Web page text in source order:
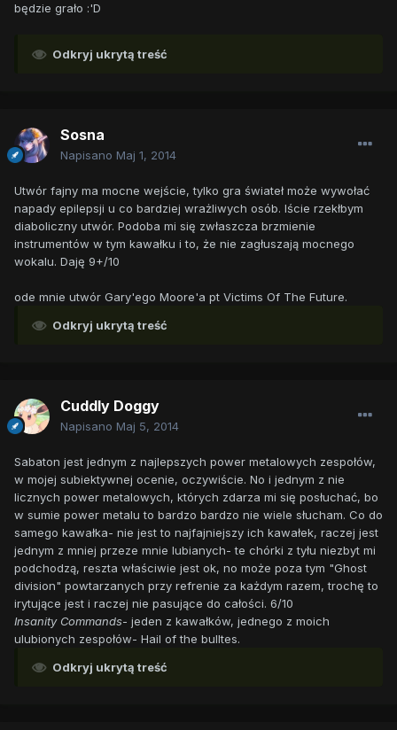
będzie grało :'D
Odkryj ukrytą treść
Sosna
Napisano Maj 1, 2014
Utwór fajny ma mocne wejście, tylko gra świateł może wywołać
napady epilepsji u co bardziej wrażliwych osób. Iście rzekłbym
diaboliczny utwór. Podoba mi się zwłaszcza brzmienie
instrumentów w tym kawałku i to, że nie zagłuszają mocnego
wokalu. Daję 9+/10
ode mnie utwór Gary'ego Moore'a pt Victims Of The Future.
Odkryj ukrytą treść
Cuddly Doggy
Napisano Maj 5, 2014
Sabaton jest jednym z najlepszych power metalowych zespołów,
w mojej subiektywnej ocenie, oczywiście. No i jednym z nie
licznych power metalowych, których zdarza mi się posłuchać, bo
w sumie power metalu to bardzo bardzo nie wiele słucham. Co do
samego kawałka- nie jest to najfajniejszy ich kawałek, raczej jest
jednym z mniej przeze mnie lubianych- te chórki z tyłu niezbyt mi
podchodzą, reszta właściwie jest ok, no może poza tym "Ghost
division" powtarzanych przy refrenie za każdym razem, trochę to
irytujące jest i raczej nie pasujące do całości. 6/10
Insanity Commands- jeden z kawałków, jednego z moich
ulubionych zespołów- Hail of the bulltes.
Odkryj ukrytą treść